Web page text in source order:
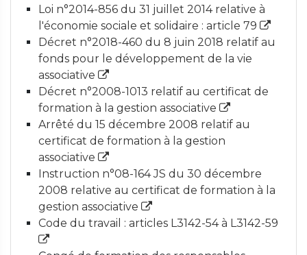
Loi n°2014-856 du 31 juillet 2014 relative à
l'économie sociale et solidaire : article 79
Décret n°2018-460 du 8 juin 2018 relatif au
fonds pour le développement de la vie
associative
Décret n°2008-1013 relatif au certificat de
formation à la gestion associative
Arrêté du 15 décembre 2008 relatif au
certificat de formation à la gestion
associative
Instruction n°08-164 JS du 30 décembre
2008 relative au certificat de formation à la
gestion associative
Code du travail : articles L3142-54 à L3142-59